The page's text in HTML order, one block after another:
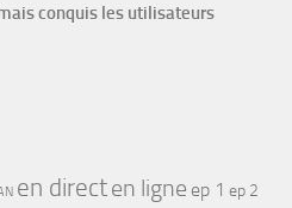
conquis les utilisateurs
en directen ligne ep 1 ep 2